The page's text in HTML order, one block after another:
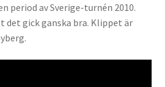
period av Sverige-turnén 2010.
det gick ganska bra. Klippet är